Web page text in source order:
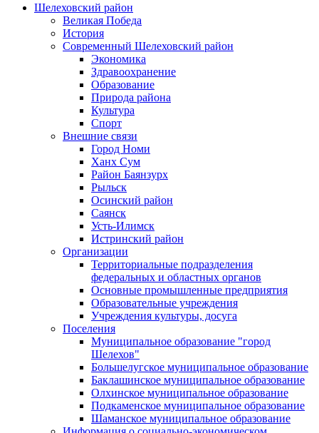
Шелеховский район
Великая Победа
История
Современный Шелеховский район
Экономика
Здравоохранение
Образование
Природа района
Культура
Спорт
Внешние связи
Город Номи
Ханх Сум
Район Баянзурх
Рыльск
Осинский район
Саянск
Усть-Илимск
Истринский район
Организации
Территориальные подразделения
федеральных и областных органов
Основные промышленные предприятия
Образовательные учреждения
Учреждения культуры, досуга
Поселения
Муниципальное образование "город
Шелехов"
Большелугское муниципальное образование
Баклашинское муниципальное образование
Олхинское муниципальное образование
Подкаменское муниципальное образование
Шаманское муниципальное образование